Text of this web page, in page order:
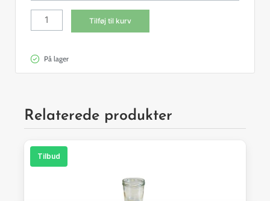
stk
antal
Tilføj til kurv
På lager
Relaterede produkter
Tilbud